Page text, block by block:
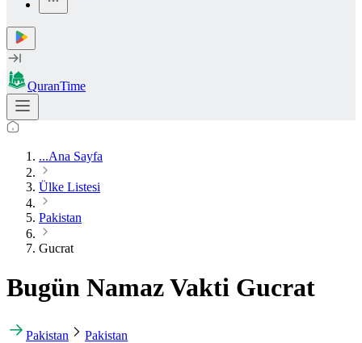
QuranTime
...Ana Sayfa
Ülke Listesi
Pakistan
Gucrat
Bugün Namaz Vakti Gucrat
Pakistan Pakistan